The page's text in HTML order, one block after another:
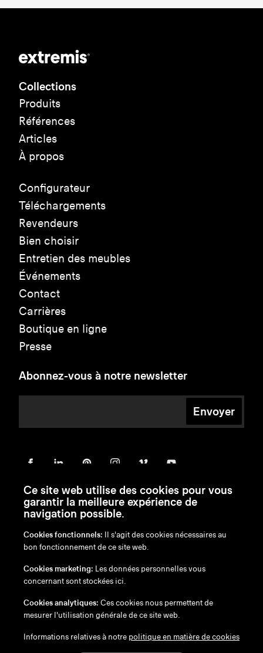
Collections
Produits
Références
Articles
À propos
Configurateur
Téléchargements
Revendeurs
Bien choisir
Entretien des meubles
Événements
Contact
Carrières
Boutique en ligne
Presse
Abonnez-vous à notre newsletter
Envoyer
en/nl/fr/de
Exonération de responsabilité
Politique en matière de cookies
Ce site web utilise des cookies pour vous
garantir la meilleure expérience de
navigation possible.
Cookies fonctionnels: Il s'agit des cookies nécessaires au
bon fonctionnement de ce site web.
Cookies marketing: Les données personnelles vous
concernant sont stockées ici.
Cookies analytiques: Ces cookies nous permettent de
mesurer l'utilisation générale de ce site web.
Informations relatives à notre politique en matière de cookies